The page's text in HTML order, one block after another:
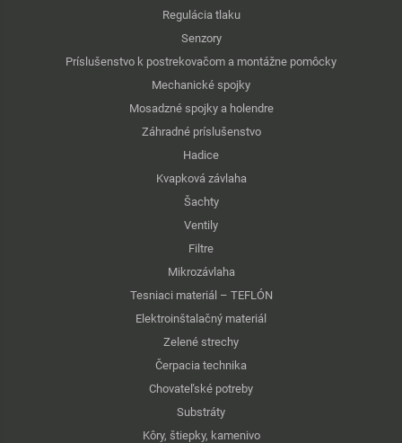
Regulácia tlaku
Senzory
Príslušenstvo k postrekovačom a montážne pomôcky
Mechanické spojky
Mosadzné spojky a holendre
Záhradné príslušenstvo
Hadice
Kvapková závlaha
Šachty
Ventily
Filtre
Mikrozávlaha
Tesniaci materiál – TEFLÓN
Elektroinštalačný materiál
Zelené strechy
Čerpacia technika
Chovateľské potreby
Substráty
Kôry, štiepky, kamenivo